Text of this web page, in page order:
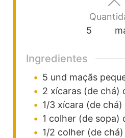
5
Ingredientes
5 und maçãs
2 xícaras (de chá)
1/3 xícara (de chá)
1 colher (de sopa)
1/2 colher (de chá)